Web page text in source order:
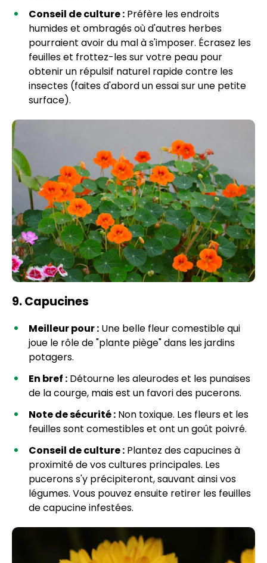
Conseil de culture : Préfère les endroits
humides et ombragés où d'autres herbes
pourraient avoir du mal à s'imposer. Écrasez les
feuilles et frottez-les sur votre peau pour
obtenir un répulsif naturel rapide contre les
insectes (faites d'abord un essai sur une petite
surface).
9. Capucines
Meilleur pour : Une belle fleur comestible qui
joue le rôle de "plante piège" dans les jardins
potagers.
En bref : Détourne les aleurodes et les punaises
de la courge, mais est un favori des pucerons.
Note de sécurité : Non toxique. Les fleurs et les
feuilles sont comestibles et ont un goût poivré.
Conseil de culture : Plantez des capucines à
proximité de vos cultures principales. Les
pucerons s'y précipiteront, sauvant ainsi vos
légumes. Vous pouvez ensuite retirer les feuilles
de capucine infestées.